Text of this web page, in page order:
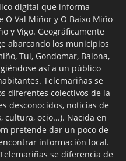
digital que informa
O Val Miñor y O Baixo Miño
y Vigo. Geográficamente
abarcando los municipios
Tui, Gondomar, Baiona,
así a un público
Telemariñas se
diferentes colectivos de la
desconocidos, noticias de
cultura, ocio...). Nacida en
pretende dar un poco de
información local.
se diferencia de